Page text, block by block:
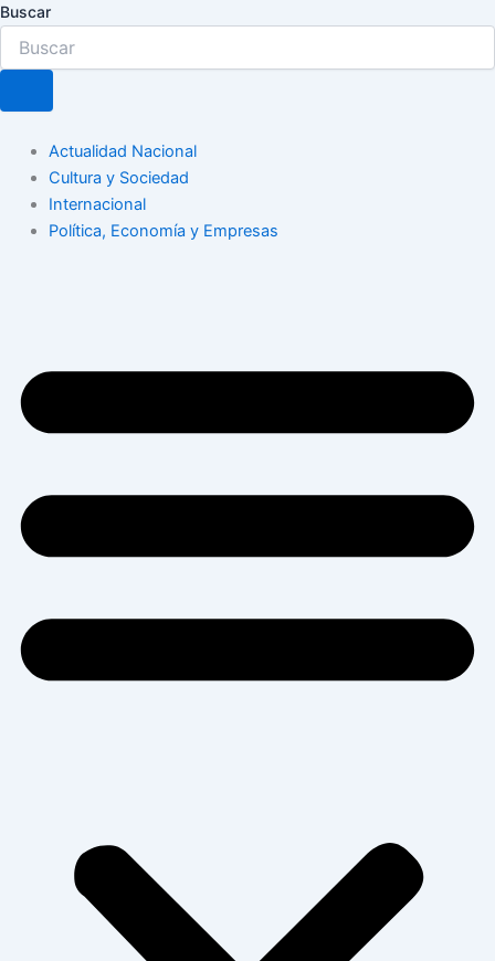
Buscar
Actualidad Nacional
Cultura y Sociedad
Internacional
Política, Economía y Empresas